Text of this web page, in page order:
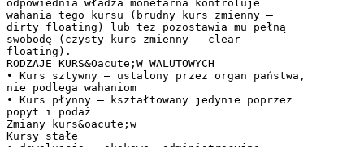
odpowiednia władza monetarna kontroluje
wahania tego kursu (brudny kurs zmienny –
dirty floating) lub też pozostawia mu pełną
swobodę (czysty kurs zmienny – clear
floating).
RODZAJE KURS&Oacute;W WALUTOWYCH
• Kurs sztywny – ustalony przez organ państwa,
nie podlega wahaniom
• Kurs płynny – kształtowany jedynie poprzez
popyt i podaż
Zmiany kurs&oacute;w
Kursy stałe